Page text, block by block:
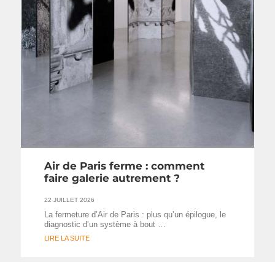
Air de Paris ferme : comment
faire galerie autrement ?
22 JUILLET 2026
La fermeture d’Air de Paris : plus qu’un épilogue, le
diagnostic d’un système à bout …
LIRE LA SUITE